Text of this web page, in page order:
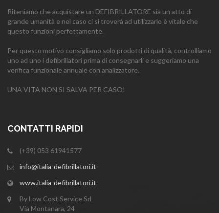
Riteniamo che acquistare un DEFIBRILLATORE sia un atto di
grande umanità e nel caso ci si troverà ad utilizzarlo è vitale che
questo funzioni perfettamente.
Per questo motivo consigliamo solo prodotti di qualità, controlliamo
uno ad uno i defibrillatori prima di consegnarli e suggeriamo una
verifica funzionale annuale con analizzatore.
UNA VITA NON SI SALVA PER CASO!
CONTATTI RAPIDI
(+39) 053 61941577
info@italia-defibrillatori.it
www.italia-defibrillatori.it
By Low Cost Service Srl
Via Montanara, 24